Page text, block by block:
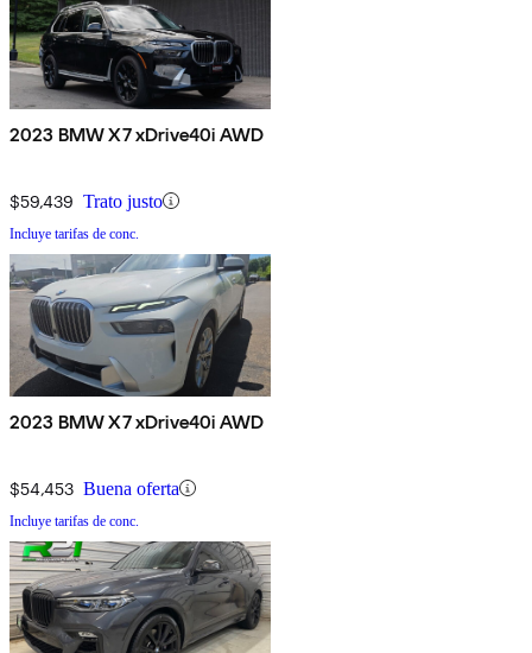
2023 BMW X7 xDrive40i AWD
$59,439 Trato justo
Incluye tarifas de conc.
2023 BMW X7 xDrive40i AWD
$54,453 Buena oferta
Incluye tarifas de conc.